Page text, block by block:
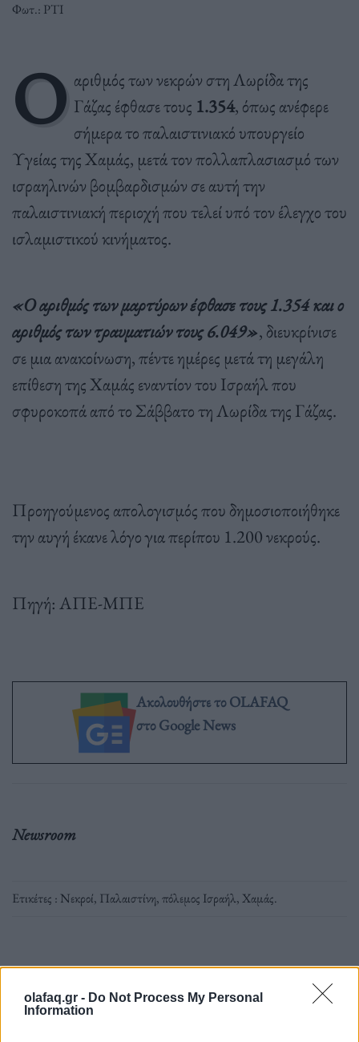
olafaq.gr - Do Not Process My Personal
Information
Φωτ.: PTI
Ο αριθμός των νεκρών στη Λωρίδα της
Γάζας έφθασε τους 1.354, όπως ανέφερε
σήμερα το παλαιστινιακό υπουργείο
Υγείας της Χαμάς, μετά τον πολλαπλασιασμό των
ισραηλινών βομβαρδισμών σε αυτή την
παλαιστινιακή περιοχή που τελεί υπό τον έλεγχο του
ισλαμιστικού κινήματος.
«Ο αριθμός των μαρτύρων έφθασε τους 1.354 και ο
αριθμός των τραυματιών τους 6.049», διευκρίνισε
σε μια ανακοίνωση, πέντε ημέρες μετά τη μεγάλη
επίθεση της Χαμάς εναντίον του Ισραήλ που
σφυροκοπά από το Σάββατο τη Λωρίδα της Γάζας.
Προηγούμενος απολογισμός που δημοσιοποιήθηκε
την αυγή έκανε λόγο για περίπου 1.200 νεκρούς.
Πηγή: ΑΠΕ-ΜΠΕ
Ακολουθήστε το OLAFAQ
στο Google News
Newsroom
Ετικέτες : Νεκροί, Παλαιστίνη,πόλεμος Ισραήλ,Χαμάς.
Δείτε επίσης